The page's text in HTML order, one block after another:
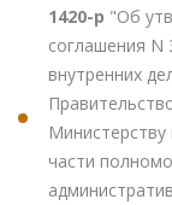
1420-р "Об
соглашения
внутренних
Министерству
части